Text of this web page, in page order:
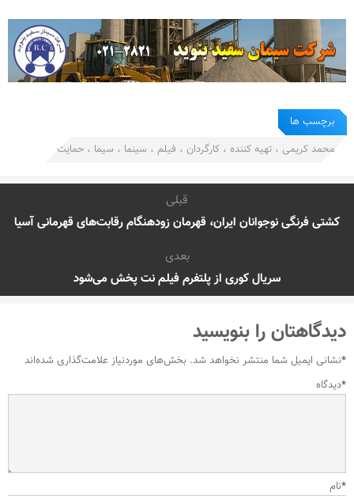
برچسب ها
محمد کریمی ، تهیه کننده ، کارگردان ، فیلم ، سینما ، سیما ، حمایت
قبلی
کشتی فرنگی نوجوانان ایران، قهرمان زودهنگام رقابت‌های قهرمانی آسیا
بعدی
سریال کوری از پلتفرم فیلم نت پخش می‌شود
دیدگاهتان را بنویسید
نشانی ایمیل شما منتشر نخواهد شد. بخش‌های موردنیاز علامت‌گذاری شده‌اند
*
دیدگاه*
نام*